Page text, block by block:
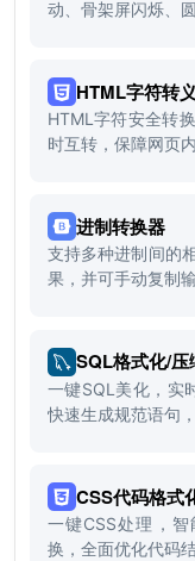
动、骨架屏闪烁、
HTML字符转义
HTML字符安全转
时互转，保障网页
进制转换器
支持多种进制间的
果，并可手动复制输
SQL格式化/压
一键SQL美化，实
快速生成规范语句
CSS代码格式
一键CSS处理，
换，全面优化代码